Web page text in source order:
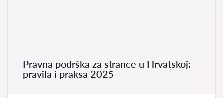
Pravna podrška za strance u Hrvatskoj:
pravila i praksa 2025